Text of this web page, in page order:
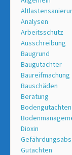
Analysen
Arbeitsschutz
Ausschreibung
Baugrund
Baugutachter
Baureifmachung
Bauschäden
Beratung
Bodengutachten
Dioxin
Gutachten